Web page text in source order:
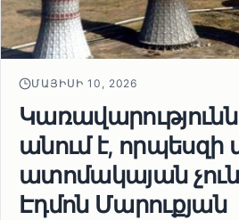
ՄԱՅԻՍԻ 10, 2026
անում է, որպեսզի
ատոմակայան
Էդմոն Մարուքյան